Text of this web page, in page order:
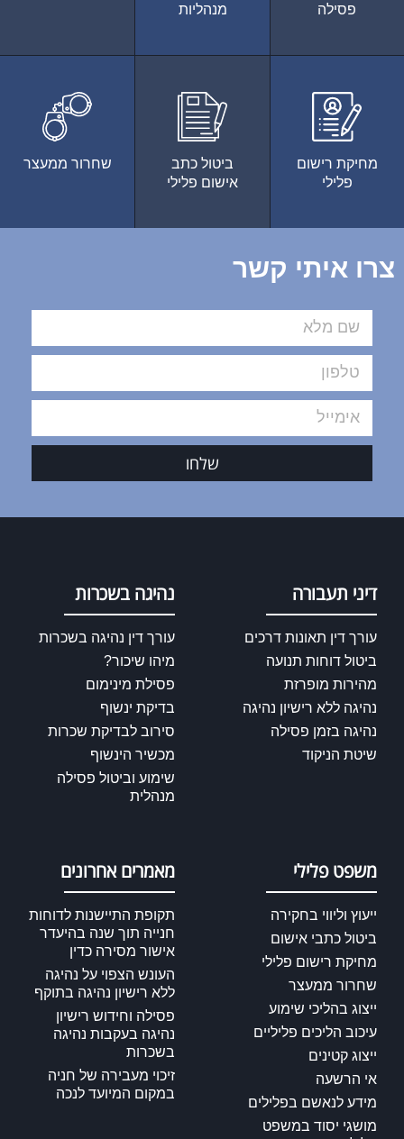
פסילה
מנהליות
מחיקת רישום
פלילי
ביטול כתב
אישום פלילי
שחרור ממעצר
צרו איתי קשר
שלחו
דיני תעבורה
עורך דין תאונות דרכים
ביטול דוחות תנועה
מהירות מופרזת
נהיגה ללא רישיון נהיגה
נהיגה בזמן פסילה
שיטת הניקוד
נהיגה בשכרות
עורך דין נהיגה בשכרות
מיהו שיכור?
פסילת מינימום
בדיקת ינשוף
סירוב לבדיקת שכרות
מכשיר הינשוף
שימוע וביטול פסילה
מנהלית
משפט פלילי
ייעוץ וליווי בחקירה
ביטול כתבי אישום
מחיקת רישום פלילי
שחרור ממעצר
ייצוג בהליכי שימוע
עיכוב הליכים פליליים
ייצוג קטינים
אי הרשעה
מידע לנאשם בפלילים
מושגי יסוד במשפט
מאמרים אחרונים
תקופת התיישנות לדוחות
חנייה תוך שנה בהיעדר
אישור מסירה כדין
העונש הצפוי על נהיגה
ללא רישיון נהיגה בתוקף
פסילה וחידוש רישיון
נהיגה בעקבות נהיגה
בשכרות
זיכוי מעבירה של חניה
במקום המיועד לנכה